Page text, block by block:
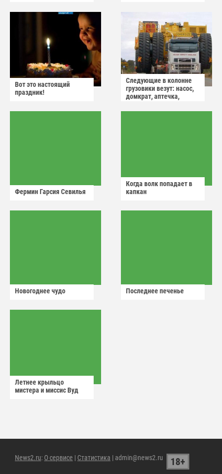
Вот это настоящий
праздник!
Следующие в колонне
грузовики везут: насос,
домкрат, аптечка,
Фермин Гарсия Севилья
Когда волк попадает в
капкан
Новогоднее чудо Последнее печенье
Летнее крыльцо
мистера и миссис Вуд
News2.ru: О сервисе | Статистика | admin@news2.ru 18+